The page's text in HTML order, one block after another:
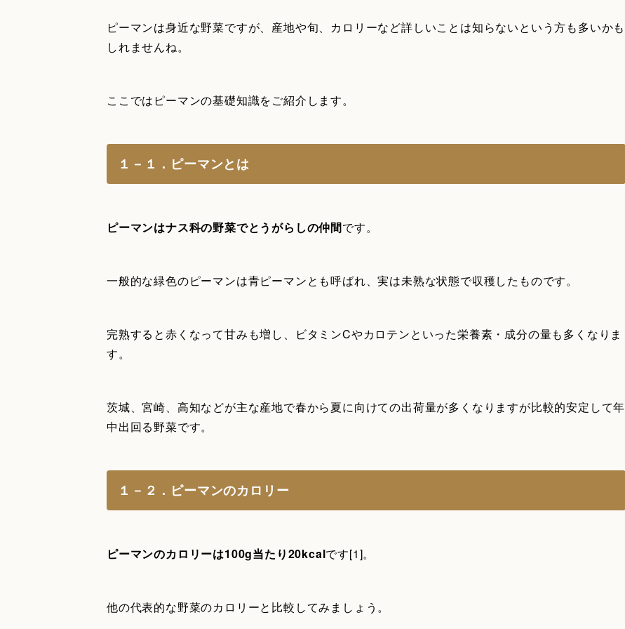
ピーマンは身近な野菜ですが、産地や旬、カロリーなど詳しいことは知らないという方も多いかも
しれませんね。
ここではピーマンの基礎知識をご紹介します。
１－１．ピーマンとは
ピーマンはナス科の野菜でとうがらしの仲間です。
一般的な緑色のピーマンは青ピーマンとも呼ばれ、実は未熟な状態で収穫したものです。
完熟すると赤くなって甘みも増し、ビタミンCやカロテンといった栄養素・成分の量も多くなりま
す。
茨城、宮崎、高知などが主な産地で春から夏に向けての出荷量が多くなりますが比較的安定して年
中出回る野菜です。
１－２．ピーマンのカロリー
ピーマンのカロリーは100g当たり20kcalです[1]。
他の代表的な野菜のカロリーと比較してみましょう。